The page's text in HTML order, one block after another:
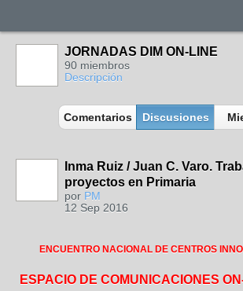
JORNADAS DIM ON-LINE
90 miembros
Descripción
Comentarios Discusiones
Inma Ruiz / Juan C. Varo.
proyectos en Primaria
por PM
12 Sep 2016
ENCUENTRO NACIONAL DE CENTROS
ESPACIO DE COMUNICACIONES